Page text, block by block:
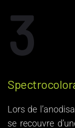
3
Lors de
se recouvre